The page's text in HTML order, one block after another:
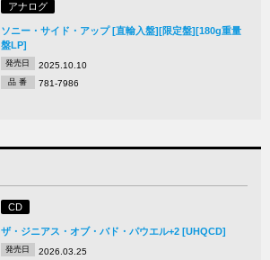
アナログ
ソニー・サイド・アップ [直輸入盤][限定盤][180g重量
盤LP]
発売日 2025.10.10
品 番 781-7986
CD
ザ・ジニアス・オブ・バド・パウエル+2 [UHQCD]
発売日 2026.03.25